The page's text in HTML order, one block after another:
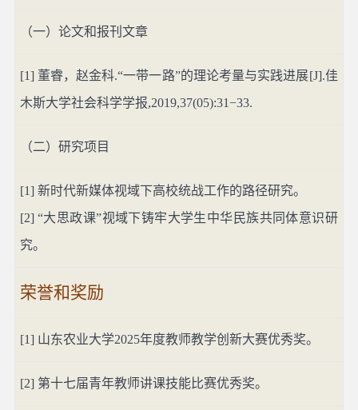
（一）论文和报刊文章
[1] 董睿，赵金科.“一带一路”的理论考量与实践进展[J].佳
木斯大学社会科学学报,2019,37(05):31−33.
（二）研究项目
[1] 新时代新媒体视域下高校统战工作的路径研究。
[2] “大思政课”视域下铸牢大学生中华民族共同体意识研
究。
荣誉和奖励
[1] 山东农业大学2025年度教师教学创新大赛优秀奖。
[2] 第十七届青年教师讲课技能比赛优秀奖。